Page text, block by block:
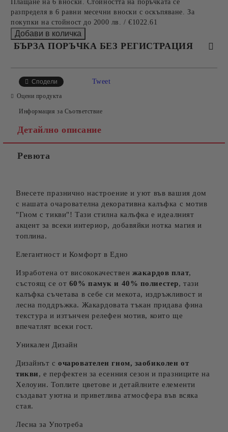
Плащане на 6 вноски. Стойността на поръчката се
разпределя в 6 равни месечни вноски с оскъпяване. За
покупки на стойност до 2000 лв. / €1022.61
БЪРЗА ПОРЪЧКА БЕЗ РЕГИСТРАЦИЯ
Сподели Tweet
Оцени продукта
Информация за Съответствие
Детайлно описание
Ревюта
Внесете празнично настроение и уют във вашия дом
с нашата очарователна декоративна калъфка с мотив
"Гном с тикви"! Тази стилна калъфка е идеалният
акцент за всеки интериор, добавяйки нотка магия и
топлина.
Елегантност и Комфорт в Едно
Изработена от висококачествен жакардов плат,
състоящ се от 60% памук и 40% полиестер, тази
калъфка съчетава в себе си мекота, издръжливост и
лесна поддръжка. Жакардовата тъкан придава фина
текстура и изтънчен релефен мотив, които ще
впечатлят всеки гост.
Уникален Дизайн
Дизайнът сочарователен гном, заобиколен от
тикви, е перфектен за есенния сезон и празниците на
Хелоуин. Топлите цветове и детайлните елементи
създават уютна и приветлива атмосфера във всяка
стая.
Лесна за Употреба